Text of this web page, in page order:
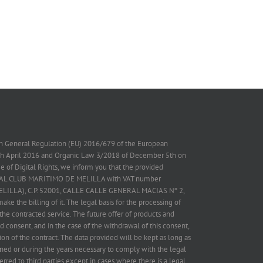
Regulation (EU) 2016/679 of the European
April 2016 and Organic Law 3/2018 of December 5th on
of Digital Rights, we inform you that the provided
CLUB MARITIMO DE MELILLA with VAT number
C.P. 52001, CALLE CALLE GENERAL MACIAS Nº 2,
the billing of it. The legal basis for the processing of
contracted service. The future offer of products and
consent, and in the case of the withdrawal of this consent,
of the contract. The data provided will be kept as long as
or during the years necessary to comply with the legal